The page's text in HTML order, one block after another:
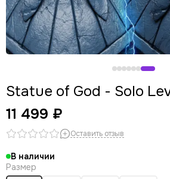
Statue of God - Solo
11 499 ₽
Оставить отзыв
В наличии
Размер